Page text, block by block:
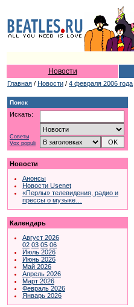
Новости
Главная / Новости / 4 февраля 2006 года
Поиск
Искать:
Советы
Vox populi
Новости
Анонсы
Новости Usenet
«Перлы» телевидения, радио и
прессы о музыке…
Календарь
Август 2026
02 03 05 06
Июль 2026
Июнь 2026
Май 2026
Апрель 2026
Март 2026
Февраль 2026
Январь 2026